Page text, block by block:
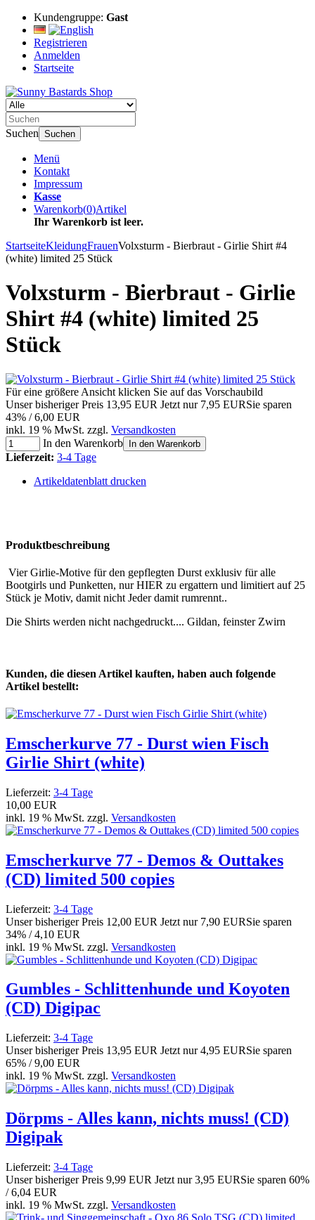
Kundengruppe: Gast
Registrieren
Anmelden
Startseite
Suchen Suchen
Menü
Kontakt
Impressum
Kasse
Warenkorb(0)Artikel
Ihr Warenkorb ist leer.
StartseiteKleidungFrauenVolxsturm - Bierbraut - Girlie Shirt #4
(white) limited 25 Stück
Volxsturm - Bierbraut - Girlie
Shirt #4 (white) limited 25
Stück
Für eine größere Ansicht klicken Sie auf das Vorschaubild
Unser bisheriger Preis 13,95 EUR Jetzt nur 7,95 EURSie sparen
43% / 6,00 EUR
inkl. 19 % MwSt. zzgl. Versandkosten
In den Warenkorb
In den Warenkorb
Lieferzeit: 3-4 Tage
Artikeldatenblatt drucken
Produktbeschreibung
Vier Girlie-Motive für den gepflegten Durst exklusiv für alle
Bootgirls und Punketten, nur HIER zu ergattern und limitiert auf 25
Stück je Motiv, damit nicht Jeder damit rumrennt..
Die Shirts werden nicht nachgedruckt.... Gildan, feinster Zwirn
Kunden, die diesen Artikel kauften, haben auch folgende
Artikel bestellt:
Emscherkurve 77 - Durst wien Fisch
Girlie Shirt (white)
Lieferzeit: 3-4 Tage
10,00 EUR
inkl. 19 % MwSt. zzgl. Versandkosten
Emscherkurve 77 - Demos & Outtakes
(CD) limited 500 copies
Lieferzeit: 3-4 Tage
Unser bisheriger Preis 12,00 EUR Jetzt nur 7,90 EURSie sparen
34% / 4,10 EUR
inkl. 19 % MwSt. zzgl. Versandkosten
Gumbles - Schlittenhunde und Koyoten
(CD) Digipac
Lieferzeit: 3-4 Tage
Unser bisheriger Preis 13,95 EUR Jetzt nur4,95 EURSie sparen
65% / 9,00 EUR
inkl. 19 % MwSt. zzgl. Versandkosten
Dörpms - Alles kann, nichts muss! (CD)
Digipak
Lieferzeit: 3-4 Tage
Unser bisheriger Preis 9,99 EUR Jetzt nur3,95 EURSie sparen 60%
/ 6,04 EUR
inkl. 19 % MwSt. zzgl. Versandkosten